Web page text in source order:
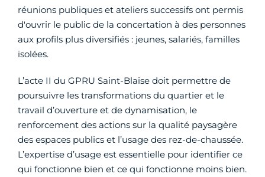
réunions publiques et ateliers successifs ont permis
d'ouvrir le public de la concertation à des personnes
aux profils plus diversifiés : jeunes, salariés, familles
isolées.
L’acte II du GPRU Saint-Blaise doit permettre de
poursuivre les transformations du quartier et le
travail d’ouverture et de dynamisation, le
renforcement des actions sur la qualité paysagère
des espaces publics et l’usage des rez-de-chaussée.
L’expertise d’usage est essentielle pour identifier ce
qui fonctionne bien et ce qui fonctionne moins bien.